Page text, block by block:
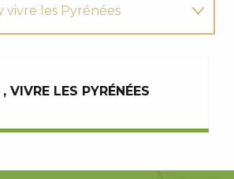
vivre les Pyrénées
aussi
VIVRE LES PYRÉNÉES